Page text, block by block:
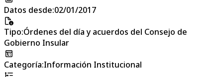
Datos desde:02/01/2017
Tipo:Órdenes del día y acuerdos del Consejo de
Gobierno Insular
Categoría:Información Institucional